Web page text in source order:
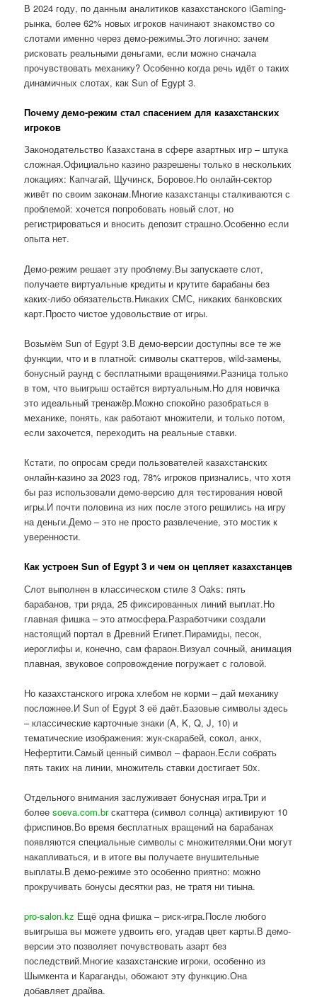
В 2024 году, по данным аналитиков казахстанского iGaming-
рынка, более 62% новых игроков начинают знакомство со
слотами именно через демо-режимы.Это логично: зачем
рисковать реальными деньгами, если можно сначала
прочувствовать механику? Особенно когда речь идёт о таких
динамичных слотах, как Sun of Egypt 3.
Почему демо-режим стал спасением для казахстанских
игроков
Законодательство Казахстана в сфере азартных игр – штука
сложная.Официально казино разрешены только в нескольких
локациях: Капчагай, Щучинск, Боровое.Но онлайн-сектор
живёт по своим законам.Многие казахстанцы сталкиваются с
проблемой: хочется попробовать новый слот, но
регистрироваться и вносить депозит страшно.Особенно если
опыта нет.
Демо-режим решает эту проблему.Вы запускаете слот,
получаете виртуальные кредиты и крутите барабаны без
каких-либо обязательств.Никаких СМС, никаких банковских
карт.Просто чистое удовольствие от игры.
Возьмём Sun of Egypt 3.В демо-версии доступны все те же
функции, что и в платной: символы скаттеров, wild-замены,
бонусный раунд с бесплатными вращениями.Разница только
в том, что выигрыш остаётся виртуальным.Но для новичка
это идеальный тренажёр.Можно спокойно разобраться в
механике, понять, как работают множители, и только потом,
если захочется, переходить на реальные ставки.
Кстати, по опросам среди пользователей казахстанских
онлайн-казино за 2023 год, 78% игроков признались, что хотя
бы раз использовали демо-версию для тестирования новой
игры.И почти половина из них после этого решились на игру
на деньги.Демо – это не просто развлечение, это мостик к
уверенности.
Как устроен Sun of Egypt 3 и чем он цепляет казахстанцев
Слот выполнен в классическом стиле 3 Oaks: пять
барабанов, три ряда, 25 фиксированных линий выплат.Но
главная фишка – это атмосфера.Разработчики создали
настоящий портал в Древний Египет.Пирамиды, песок,
иероглифы и, конечно, сам фараон.Визуал сочный, анимация
плавная, звуковое сопровождение погружает с головой.
Но казахстанского игрока хлебом не корми – дай механику
посложнее.И Sun of Egypt 3 её даёт.Базовые символы здесь
– классические карточные знаки (A, K, Q, J, 10) и
тематические изображения: жук-скарабей, сокол, анкх,
Нефертити.Самый ценный символ – фараон.Если собрать
пять таких на линии, множитель ставки достигает 50x.
Отдельного внимания заслуживает бонусная игра.Три и
болееsoeva.com.brскаттера (символ солнца) активируют 10
фриспинов.Во время бесплатных вращений на барабанах
появляются специальные символы с множителями.Они могут
накапливаться, и в итоге вы получаете внушительные
выплаты.В демо-режиме это особенно приятно: можно
прокручивать бонусы десятки раз, не тратя ни тиына.
pro-salon.kz Ещё одна фишка – риск-игра.После любого
выигрыша вы можете удвоить его, угадав цвет карты.В демо-
версии это позволяет почувствовать азарт без
последствий.Многие казахстанские игроки, особенно из
Шымкента и Караганды, обожают эту функцию.Она
добавляет драйва.